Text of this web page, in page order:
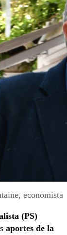
economista
(PS)
aportes de la